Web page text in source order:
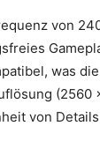
von
was
von